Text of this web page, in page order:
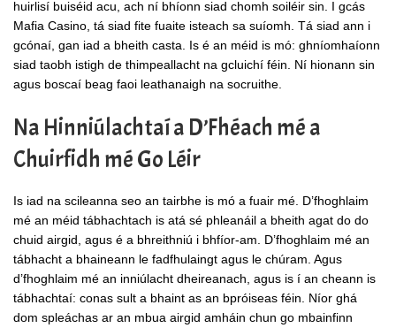
huirlisí buiséid acu, ach ní bhíonn siad chomh soiléir sin. I gcás
Mafia Casino, tá siad fite fuaite isteach sa suíomh. Tá siad ann i
gcónaí, gan iad a bheith casta. Is é an méid is mó: ghníomhaíonn
siad taobh istigh de thimpeallacht na gcluichí féin. Ní hionann sin
agus boscaí beag faoi leathanaigh na socruithe.
Na Hinniúlachtaí a D’Fhéach mé a
Chuirfidh mé Go Léir
Is iad na scileanna seo an tairbhe is mó a fuair mé. D’fhoghlaim
mé an méid tábhachtach is atá sé phleanáil a bheith agat do do
chuid airgid, agus é a bhreithniú i bhfíor-am. D’fhoghlaim mé an
tábhacht a bhaineann le fadfhulaingt agus le chúram. Agus
d’fhoghlaim mé an inniúlacht dheireanach, agus is í an cheann is
tábhachtaí: conas sult a bhaint as an bpróiseas féin. Níor ghá
dom spleáchas ar an mbua airgid amháin chun go mbainfinn